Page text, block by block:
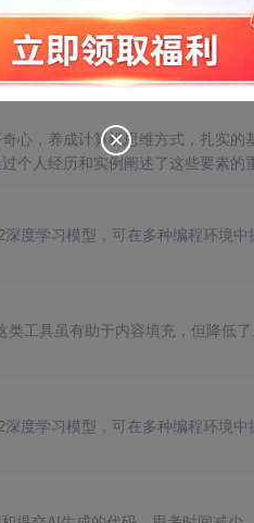
心，养成计算机思维方式，扎实的
个人经历和实例阐述了这些要素的
度学习模型，可在多种编程环境中
工具虽有助于内容填充，但降低
度学习模型，可在多种编程环境中